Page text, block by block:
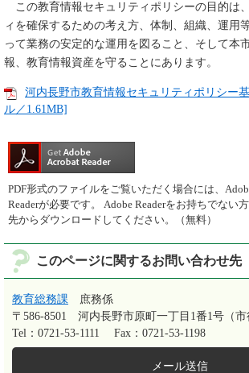
この教育情報セキュリティポリシーの目的は
ィを確保するための考え方、体制、組織、運用
って業務の安定的な運用を図ること、そして本
報、教育情報資産を守ることにあります。
河内長野市教育情報セキュリティポリシー
ル／1.61MB]
PDF形式のファイルをご覧いただく場合には、
Readerが必要です。
Adobe Readerをお持ちでない
先からダウンロードしてください。（無料）
このページに関するお問い合わせ先
教育総務課
庶務係
〒586-8501
河内長野市原町一丁目1番1号（市
Tel：0721-53-1111
Fax：0721-53-1198
メール送信